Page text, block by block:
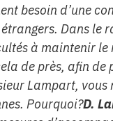
besoin d’une
Dans le
à maintenir
de près, afin de
Lampart, vous
Pourquoi?D.